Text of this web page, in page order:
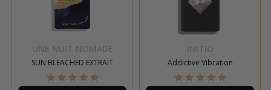
UNE NUIT NOMADE
SUN BLEACHED EXTRAIT
INITIO
Addictive Vibration